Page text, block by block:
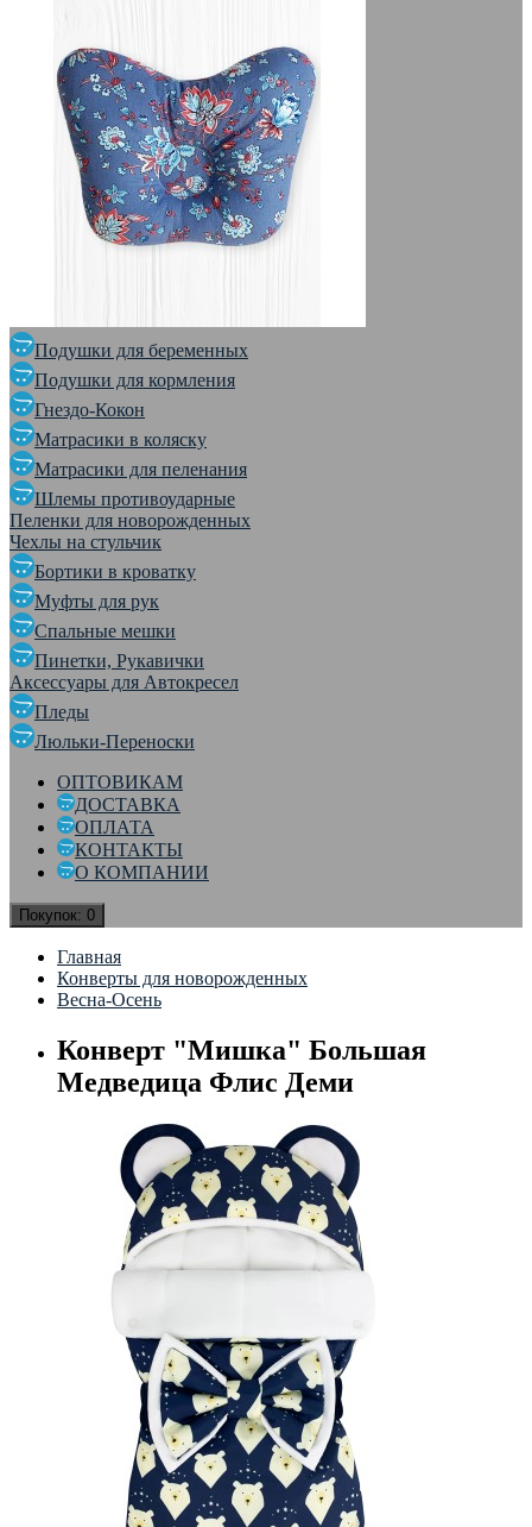
Подушки для беременных
Подушки для кормления
Гнездо-Кокон
Матрасики в коляску
Матрасики для пеленания
Шлемы противоударные
Пеленки для новорожденных
Чехлы на стульчик
Бортики в кроватку
Муфты для рук
Спальные мешки
Пинетки, Рукавички
Аксессуары для Автокресел
Пледы
Люльки-Переноски
ОПТОВИКАМ
ДОСТАВКА
ОПЛАТА
КОНТАКТЫ
О КОМПАНИИ
Покупок: 0
Главная
Конверты для новорожденных
Весна-Осень
Конверт "Мишка" Большая
Медведица Флис Деми